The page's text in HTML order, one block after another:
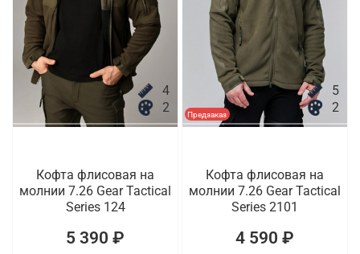
4
2
Кофта флисовая на
молнии 7.26 Gear Tactical
Series 124
5 390 ₽
Предзаказ
5
2
Кофта флисовая на
молнии 7.26 Gear Tactical
Series 2101
4 590 ₽